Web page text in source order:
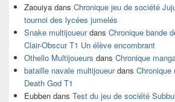
Zaouiya dans Chronique jeu de société
tournoi des lycées jumelés
Snake multijoueurdans Chronique bande
Clair-Obscur T1 Un élève encombrant
Othello Multijoueurs dans Chronique
bataille navale multijoueurdans Chronique
Death God T1
Eubben dans Test du jeu de société